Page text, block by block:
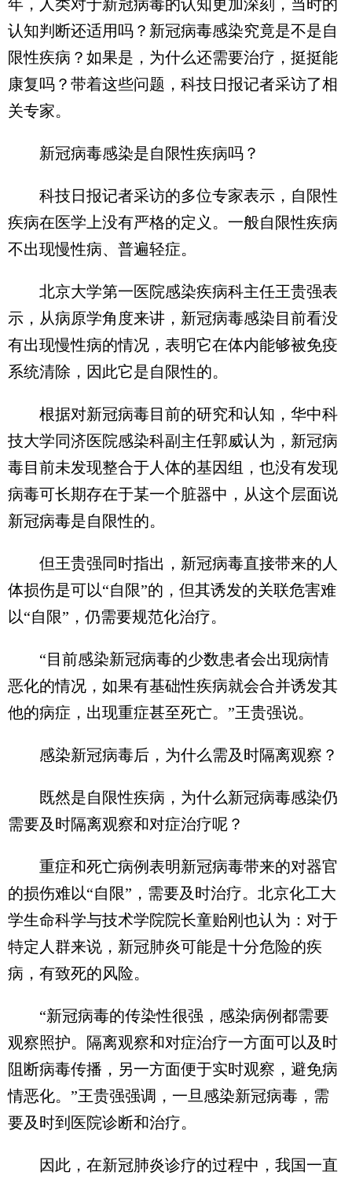
年，人类对于新冠病毒的认知更加深刻，当时的
认知判断还适用吗？新冠病毒感染究竟是不是自
限性疾病？如果是，为什么还需要治疗，挺挺能
康复吗？带着这些问题，科技日报记者采访了相
关专家。
新冠病毒感染是自限性疾病吗？
科技日报记者采访的多位专家表示，自限性
疾病在医学上没有严格的定义。一般自限性疾病
不出现慢性病、普遍轻症。
北京大学第一医院感染疾病科主任王贵强表
示，从病原学角度来讲，新冠病毒感染目前看没
有出现慢性病的情况，表明它在体内能够被免疫
系统清除，因此它是自限性的。
根据对新冠病毒目前的研究和认知，华中科
技大学同济医院感染科副主任郭威认为，新冠病
毒目前未发现整合于人体的基因组，也没有发现
病毒可长期存在于某一个脏器中，从这个层面说
新冠病毒是自限性的。
但王贵强同时指出，新冠病毒直接带来的人
体损伤是可以“自限”的，但其诱发的关联危害难
以“自限”，仍需要规范化治疗。
“目前感染新冠病毒的少数患者会出现病情
恶化的情况，如果有基础性疾病就会合并诱发其
他的病症，出现重症甚至死亡。”王贵强说。
感染新冠病毒后，为什么需及时隔离观察？
既然是自限性疾病，为什么新冠病毒感染仍
需要及时隔离观察和对症治疗呢？
重症和死亡病例表明新冠病毒带来的对器官
的损伤难以“自限”，需要及时治疗。北京化工大
学生命科学与技术学院院长童贻刚也认为：对于
特定人群来说，新冠肺炎可能是十分危险的疾
病，有致死的风险。
“新冠病毒的传染性很强，感染病例都需要
观察照护。隔离观察和对症治疗一方面可以及时
阻断病毒传播，另一方面便于实时观察，避免病
情恶化。”王贵强强调，一旦感染新冠病毒，需
要及时到医院诊断和治疗。
因此，在新冠肺炎诊疗的过程中，我国一直